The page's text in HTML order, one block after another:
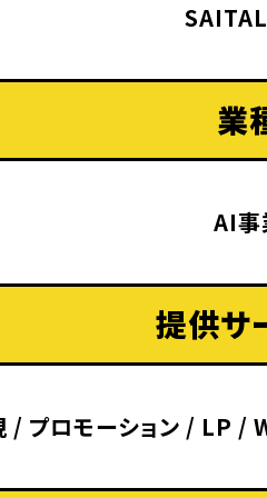
業
AI事
提供サ
/ プロモーション / LP /